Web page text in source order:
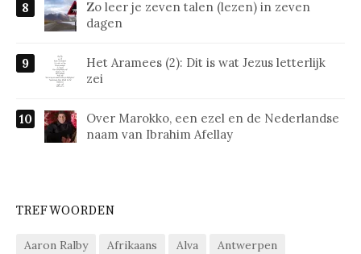
Zo leer je zeven talen (lezen) in zeven
dagen
Het Aramees (2): Dit is wat Jezus letterlijk
zei
Over Marokko, een ezel en de Nederlandse
naam van Ibrahim Afellay
TREFWOORDEN
Aaron Ralby Afrikaans Alva
Antwerpen